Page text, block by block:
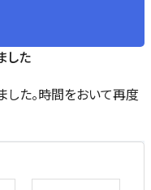
した
した。時間をおいて再度